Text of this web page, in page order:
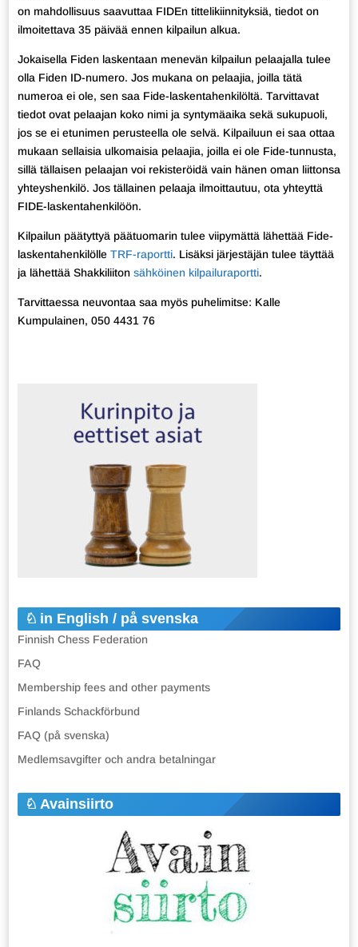
on mahdollisuus saavuttaa FIDEn tittelikiinnityksiä, tiedot on
ilmoitettava 35 päivää ennen kilpailun alkua.
Jokaisella Fiden laskentaan menevän kilpailun pelaajalla tulee
olla Fiden ID-numero. Jos mukana on pelaajia, joilla tätä
numeroa ei ole, sen saa Fide-laskentahenkilöltä. Tarvittavat
tiedot ovat pelaajan koko nimi ja syntymäaika sekä sukupuoli,
jos se ei etunimen perusteella ole selvä. Kilpailuun ei saa ottaa
mukaan sellaisia ulkomaisia pelaajia, joilla ei ole Fide-tunnusta,
sillä tällaisen pelaajan voi rekisteröidä vain hänen oman liittonsa
yhteyshenkilö. Jos tällainen pelaaja ilmoittautuu, ota yhteyttä
FIDE-laskentahenkilöön.
Kilpailun päätyttyä päätuomarin tulee viipymättä lähettää Fide-
laskentahenkilölle TRF-raportti. Lisäksi järjestäjän tulee täyttää
ja lähettää Shakkiliiton sähköinen kilpailuraportti.
Tarvittaessa neuvontaa saa myös puhelimitse: Kalle
Kumpulainen, 050 4431 76
in English / på svenska
Finnish Chess Federation
FAQ
Membership fees and other payments
Finlands Schackförbund
FAQ (på svenska)
Medlemsavgifter och andra betalningar
Avainsiirto